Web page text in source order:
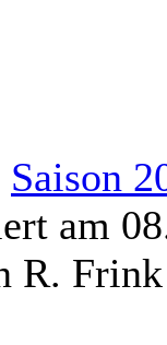
Saison
am
R. Frink